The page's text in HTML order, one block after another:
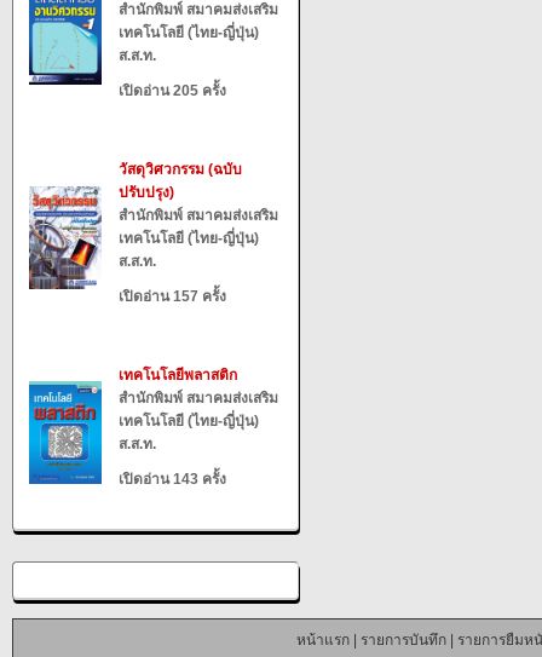
สำนักพิมพ์ สมาคมส่งเสริม
เทคโนโลยี (ไทย-ญี่ปุ่น)
ส.ส.ท.
เปิดอ่าน 205 ครั้ง
วัสดุวิศวกรรม (ฉบับ
ปรับปรุง)
สำนักพิมพ์ สมาคมส่งเสริม
เทคโนโลยี (ไทย-ญี่ปุ่น)
ส.ส.ท.
เปิดอ่าน 157 ครั้ง
เทคโนโลยีพลาสติก
สำนักพิมพ์ สมาคมส่งเสริม
เทคโนโลยี (ไทย-ญี่ปุ่น)
ส.ส.ท.
เปิดอ่าน 143 ครั้ง
หน้าแรก| รายการบันทึก| รายการยืมห